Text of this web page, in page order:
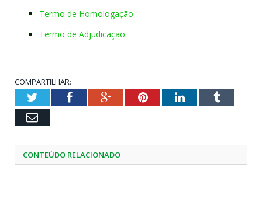
Termo de Homologação
Termo de Adjudicação
COMPARTILHAR:
TwitterFacebookGoogle+PinterestLinkedInTumblr
Email
CONTEÚDO RELACIONADO